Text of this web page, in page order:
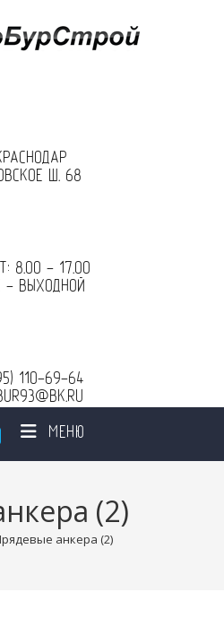
Ш. 68
8.00 - 17.00
- ВЫХОДНОЙ
110-69-64
МЕНЮ
(2)
анкера (2)